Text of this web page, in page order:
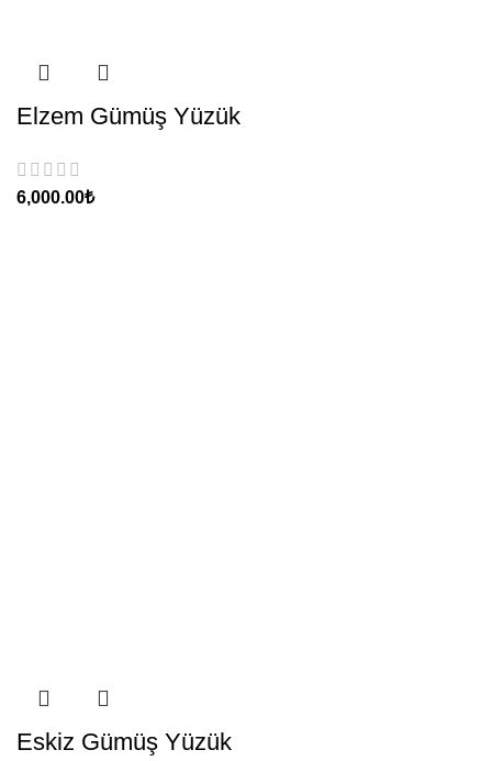
Elzem Gümüş Yüzük
₺
Eskiz Gümüş Yüzük